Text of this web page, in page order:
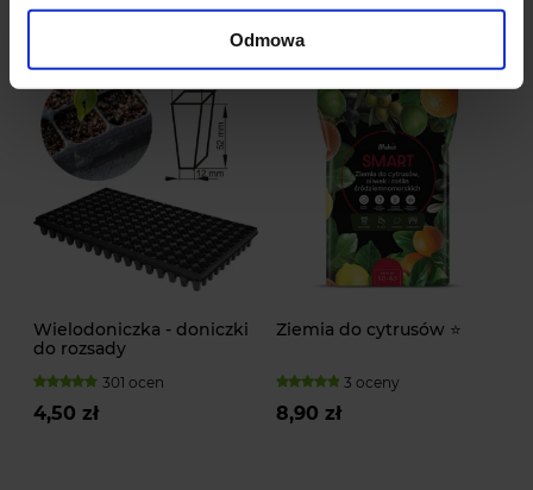
Odmowa
Wielodoniczka - doniczki
do rozsady
301 ocen
4,50 zł
Ziemia do cytrusów ⭐
3 oceny
8,90 zł